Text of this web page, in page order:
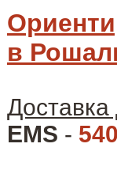
в
EMS -